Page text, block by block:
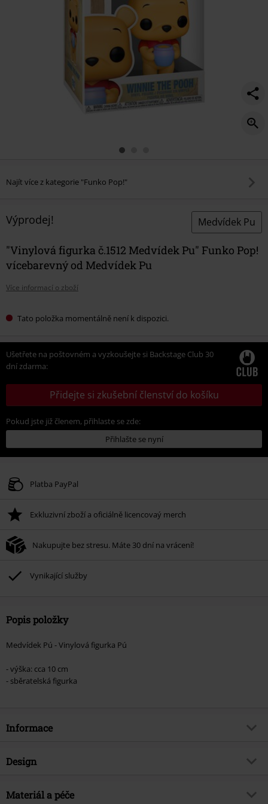
Najít více z kategorie "Funko Pop!"
Výprodej! Medvídek Pu
"Vinylová figurka č.1512 Medvídek Pu" Funko Pop!
vícebarevný od Medvídek Pu
Více informací o zboží
Tato položka momentálně není k dispozici.
Ušetřete na poštovném a vyzkoušejte si Backstage Club 30
dní zdarma:
Přidejte si zkušební členství do košíku
Pokud jste již členem, přihlaste se zde:
Přihlašte se nyní
Platba PayPal
Exkluzivní zboží a oficiálně licencovaý merch
Nakupujte bez stresu. Máte 30 dní na vrácení!
Vynikající služby
Popis položky
Medvídek Pú - Vinylová figurka Pú
- výška: cca 10 cm
- sběratelská figurka
Informace
Zboží č.
Design
Typ výrobku
Materiál a péče